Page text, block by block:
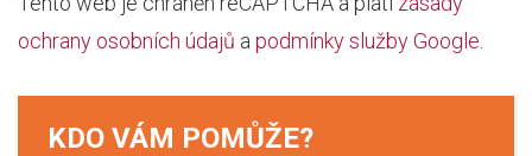
ochrany osobních údajů a podmínky služby Google
KDO VÁM POMŮŽE?